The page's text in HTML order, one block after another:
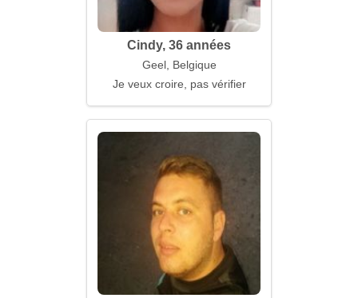
Cindy, 36 années
Geel, Belgique
Je veux croire, pas vérifier